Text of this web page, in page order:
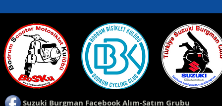
Suzuki Burgman Facebook Alım-Satım Grubu